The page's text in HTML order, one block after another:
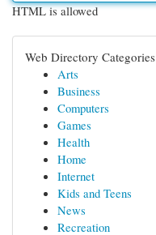
HTML is allowed
Web Directory Categories
Arts
Business
Computers
Games
Health
Home
Internet
Kids and Teens
News
Recreation